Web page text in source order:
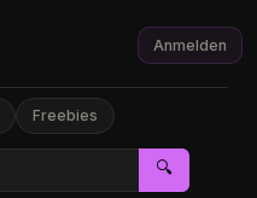
Freebies
🔍
Anmelden